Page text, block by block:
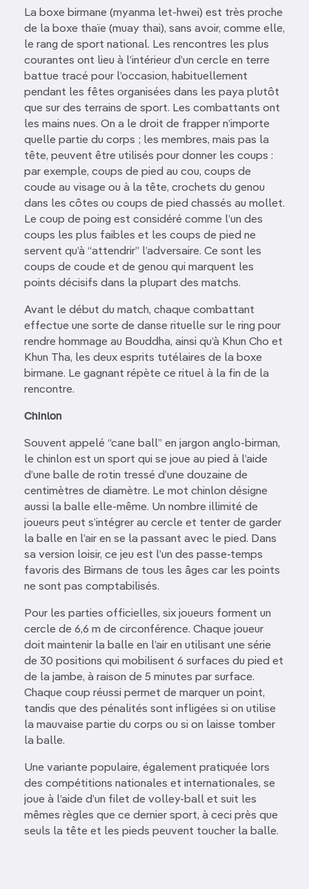
La boxe birmane (myanma let-hwei) est très proche
de la boxe thaïe (muay thai), sans avoir, comme elle,
le rang de sport national. Les rencontres les plus
courantes ont lieu à l’intérieur d’un cercle en terre
battue tracé pour l’occasion, habituellement
pendant les fêtes organisées dans les paya plutôt
que sur des terrains de sport. Les combattants ont
les mains nues. On a le droit de frapper n’importe
quelle partie du corps ; les membres, mais pas la
tête, peuvent être utilisés pour donner les coups :
par exemple, coups de pied au cou, coups de
coude au visage ou à la tête, crochets du genou
dans les côtes ou coups de pied chassés au mollet.
Le coup de poing est considéré comme l’un des
coups les plus faibles et les coups de pied ne
servent qu’à “attendrir” l’adversaire. Ce sont les
coups de coude et de genou qui marquent les
points décisifs dans la plupart des matchs.
Avant le début du match, chaque combattant
effectue une sorte de danse rituelle sur le ring pour
rendre hommage au Bouddha, ainsi qu’à Khun Cho et
Khun Tha, les deux esprits tutélaires de la boxe
birmane. Le gagnant répète ce rituel à la fin de la
rencontre.
Chinlon
Souvent appelé “cane ball” en jargon anglo-birman,
le chinlon est un sport qui se joue au pied à l’aide
d’une balle de rotin tressé d’une douzaine de
centimètres de diamètre. Le mot chinlon désigne
aussi la balle elle-même. Un nombre illimité de
joueurs peut s’intégrer au cercle et tenter de garder
la balle en l’air en se la passant avec le pied. Dans
sa version loisir, ce jeu est l’un des passe-temps
favoris des Birmans de tous les âges car les points
ne sont pas comptabilisés.
Pour les parties officielles, six joueurs forment un
cercle de 6,6 m de circonférence. Chaque joueur
doit maintenir la balle en l’air en utilisant une série
de 30 positions qui mobilisent 6 surfaces du pied et
de la jambe, à raison de 5 minutes par surface.
Chaque coup réussi permet de marquer un point,
tandis que des pénalités sont infligées si on utilise
la mauvaise partie du corps ou si on laisse tomber
la balle.
Une variante populaire, également pratiquée lors
des compétitions nationales et internationales, se
joue à l’aide d’un filet de volley-ball et suit les
mêmes règles que ce dernier sport, à ceci près que
seuls la tête et les pieds peuvent toucher la balle.